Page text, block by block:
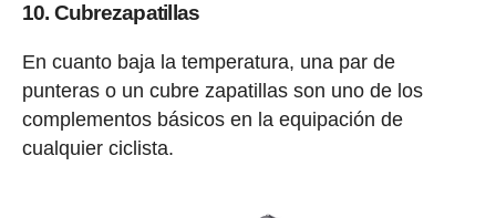
10. Cubrezapatillas
En cuanto baja la temperatura, una par de
punteras o un cubre zapatillas son uno de los
complementos básicos en la equipación de
cualquier ciclista.